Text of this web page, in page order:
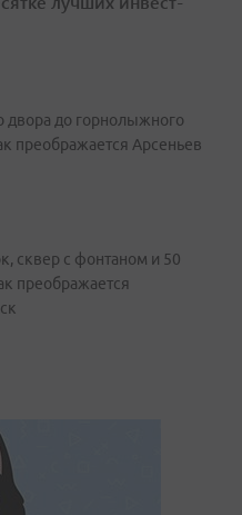
двора до горнолыжного
преображается Арсеньев
сквер с фонтаном и 50
преображается